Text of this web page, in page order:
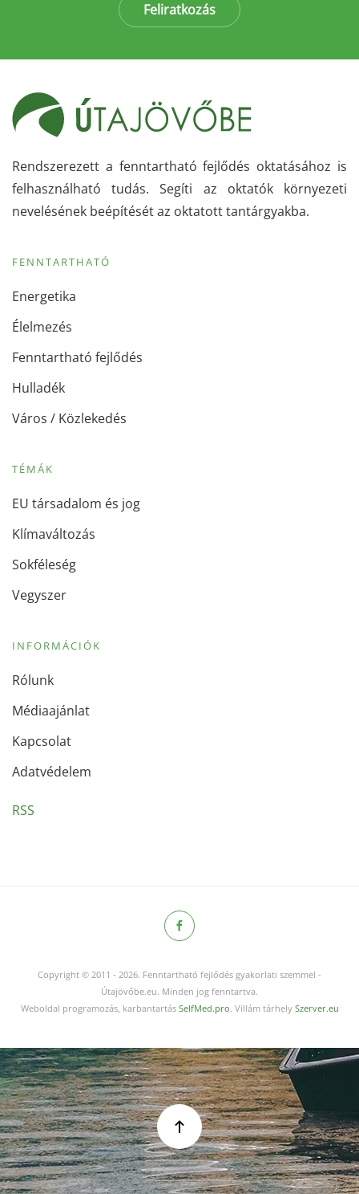
Feliratkozás
Rendszerezett a fenntartható fejlődés oktatásához is
felhasználható tudás. Segíti az oktatók környezeti
nevelésének beépítését az oktatott tantárgyakba.
FENNTARTHATÓ
Energetika
Élelmezés
Fenntartható fejlődés
Hulladék
Város / Közlekedés
TÉMÁK
EU társadalom és jog
Klímaváltozás
Sokféleség
Vegyszer
INFORMÁCIÓK
Rólunk
Médiaajánlat
Kapcsolat
Adatvédelem
RSS
Copyright © 2011 - 2026. Fenntartható fejlődés gyakorlati szemmel -
Útajövőbe.eu. Minden jog fenntartva.
Weboldal programozás, karbantartás SelfMed.pro. Villám tárhely Szerver.eu